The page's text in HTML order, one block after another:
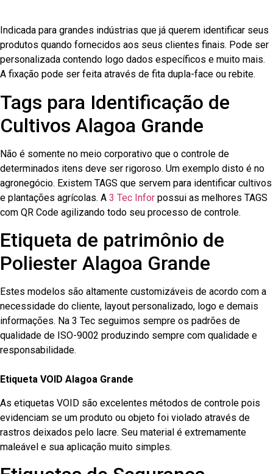
Indicada para grandes indústrias que já querem identificar seus
produtos quando fornecidos aos seus clientes finais. Pode ser
personalizada contendo logo dados específicos e muito mais.
A fixação pode ser feita através de fita dupla-face ou rebite.
Tags para Identificação de
Cultivos Alagoa Grande
Não é somente no meio corporativo que o controle de
determinados itens deve ser rigoroso. Um exemplo disto é no
agronegócio. Existem TAGS que servem para identificar cultivos
e plantações agrícolas. A 3 Tec Infor possui as melhores TAGS
com QR Code agilizando todo seu processo de controle.
Etiqueta de patrimônio de
Poliester Alagoa Grande
Estes modelos são altamente customizáveis de acordo com a
necessidade do cliente, layout personalizado, logo e demais
informações. Na 3 Tec seguimos sempre os padrões de
qualidade de ISO-9002 produzindo sempre com qualidade e
responsabilidade.
Etiqueta VOID Alagoa Grande
As etiquetas VOID são excelentes métodos de controle pois
evidenciam se um produto ou objeto foi violado através de
rastros deixados pelo lacre. Seu material é extremamente
maleável e sua aplicação muito simples.